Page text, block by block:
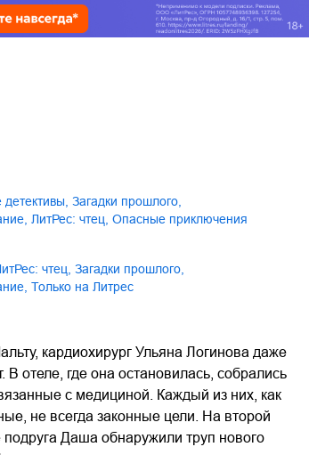
детективы загадки прошлого
ЛитРес: чтец
опасные приключения
ЛитРес: чтец загадки прошлого
только на Литрес
кардиохирург Ульяна Логинова даже
отеле, где она остановилась, собрались
с медициной. Каждый из них, как
не всегда законные цели. На второй
Даша обнаружили труп нового